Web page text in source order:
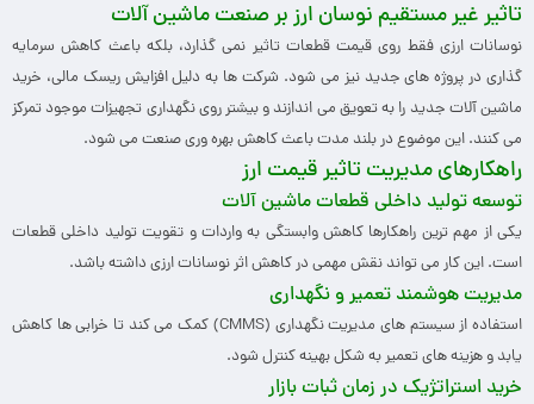
تاثیر غیر مستقیم نوسان ارز بر صنعت ماشین آلات
نوسانات ارزی فقط روی قیمت قطعات تاثیر نمی گذارد، بلکه باعث کاهش سرمایه
گذاری در پروژه های جدید نیز می شود. شرکت ها به دلیل افزایش ریسک مالی، خرید
ماشین آلات جدید را به تعویق می اندازند و بیشتر روی نگهداری تجهیزات موجود تمرکز
می کنند. این موضوع در بلند مدت باعث کاهش بهره وری صنعت می شود.
راهکارهای مدیریت تاثیر قیمت ارز
توسعه تولید داخلی قطعات ماشین آلات
یکی از مهم ترین راهکارها کاهش وابستگی به واردات و تقویت تولید داخلی قطعات
است. این کار می تواند نقش مهمی در کاهش اثر نوسانات ارزی داشته باشد.
مدیریت هوشمند تعمیر و نگهداری
استفاده از سیستم های مدیریت نگهداری (CMMS) کمک می کند تا خرابی ها کاهش
یابد و هزینه های تعمیر به شکل بهینه کنترل شود.
خرید استراتژیک در زمان ثبات بازار